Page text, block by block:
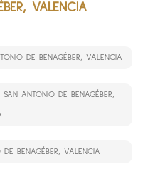
VALENCIA
DE BENAGÉBER, VALENCIA
ANTONIO DE BENAGÉBER,
BENAGÉBER, VALENCIA